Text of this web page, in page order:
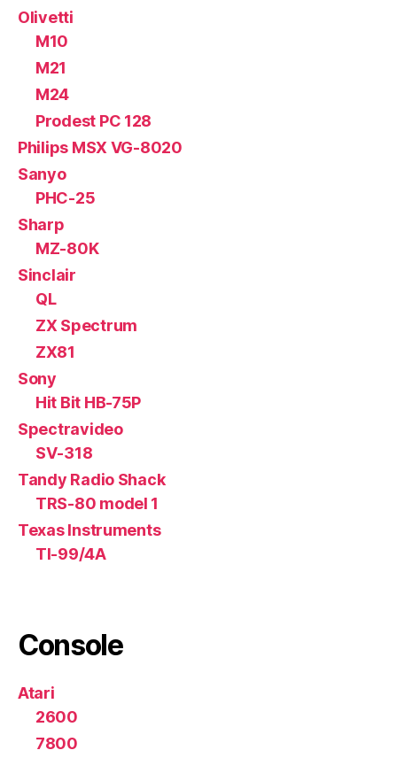
Olivetti
M10
M21
M24
Prodest PC 128
Philips MSX VG-8020
Sanyo
PHC-25
Sharp
MZ-80K
Sinclair
QL
ZX Spectrum
ZX81
Sony
Hit Bit HB-75P
Spectravideo
SV-318
Tandy Radio Shack
TRS-80 model 1
Texas Instruments
TI-99/4A
Console
Atari
2600
7800